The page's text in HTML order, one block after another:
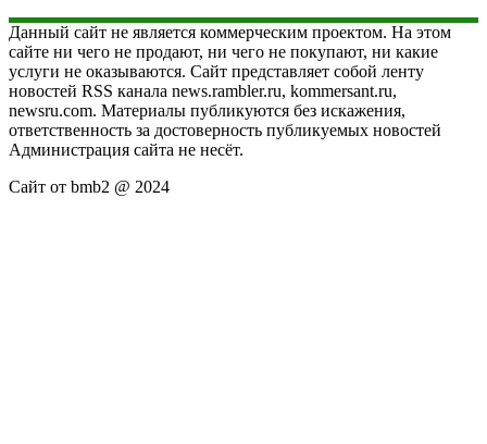
Данный сайт не является коммерческим проектом. На этом
сайте ни чего не продают, ни чего не покупают, ни какие
услуги не оказываются. Сайт представляет собой ленту
новостей RSS канала news.rambler.ru, kommersant.ru,
newsru.com. Материалы публикуются без искажения,
ответственность за достоверность публикуемых новостей
Администрация сайта не несёт.
Сайт от bmb2 @ 2024